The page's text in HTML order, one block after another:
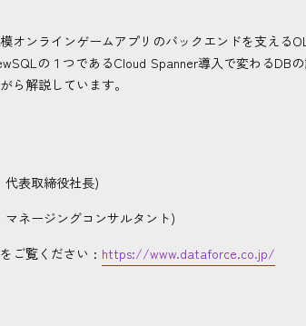
オンラインゲームアプリのバックエンドを支える
の１つであるCloud Spanner導入で変わるDB
ら解説しています。
表取締役社長)
ネージングコンサルタント)
ご覧ください : https://www.dataforce.co.jp/